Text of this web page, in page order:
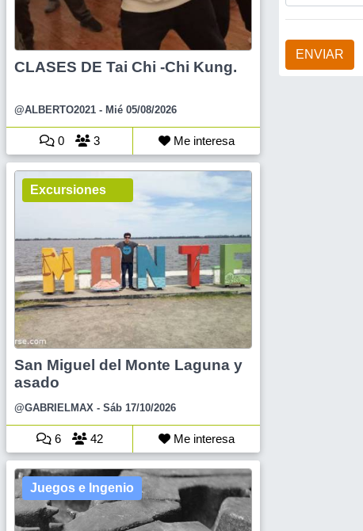
CLASES DE Tai Chi -Chi Kung.
@ALBERTO2021 - Mié 05/08/2026
0 3 Me interesa
Excursiones
San Miguel del Monte Laguna y
asado
@GABRIELMAX - Sáb 17/10/2026
6 42 Me interesa
Juegos e Ingenio
ENVIAR